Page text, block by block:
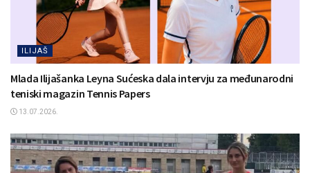
ILIJAŠ
Mlada Ilijašanka Leyna Sućeska dala intervju za međunarodni
teniski magazin Tennis Papers
13.07.2026.